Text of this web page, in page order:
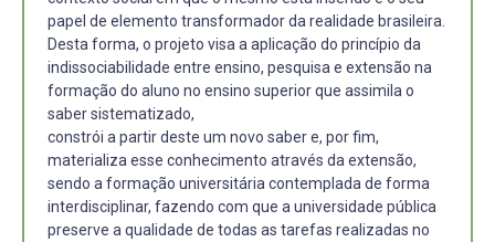
papel de elemento transformador da realidade brasileira.
Desta forma, o projeto visa a aplicação do princípio da
indissociabilidade entre ensino, pesquisa e extensão na
formação do aluno no ensino superior que assimila o
saber sistematizado,
constrói a partir deste um novo saber e, por fim,
materializa esse conhecimento através da extensão,
sendo a formação universitária contemplada de forma
interdisciplinar, fazendo com que a universidade pública
preserve a qualidade de todas as tarefas realizadas no